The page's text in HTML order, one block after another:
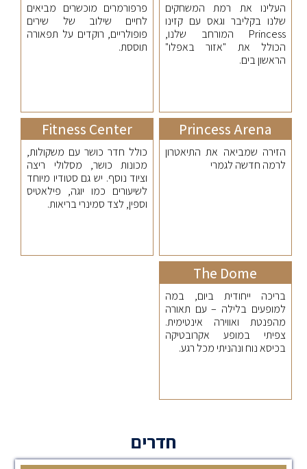
העלינו את רמת המשחקים
שלנו בקליבר וגאס עם קזינו
Princess המורחב שלנו,
הכולל את "אזור באפלו"
הראשון בים.
פרפורמרים מוכשרים מביאים
לחיים שילוב של שירים
פופולריים, רוקדים על תפאורה
תוססת. ‎
Princess Arena
הזירה שמביאה את התיאטרון
לרמה חדשה לגמרי
Fitness Center
כולל חדר כושר עם משקולות,
מכונות כושר, מסלולי ריצה
וציוד נוסף. יש גם סטודיו מיוחד
לשיעורים כמו יוגה, פילאטיס
וספין, לצד סמינרי בריאות.
The Dome
בריכה ייחודית ביום, במה
למופעים בלילה – עם תאורה
מהפנטת ואווירה אינטימית.
צפיתי במופע אקרובטיקה
בכיסא נוח ונהניתי מכל רגע.
חדרים